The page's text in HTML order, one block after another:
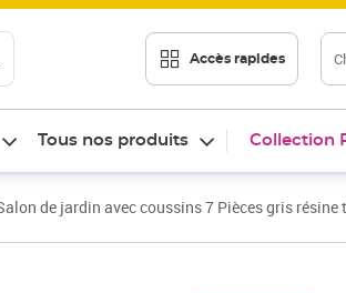
Accès rapides
Tous nos produits Collection
de jardin avec coussins 7 Pièces gris résine